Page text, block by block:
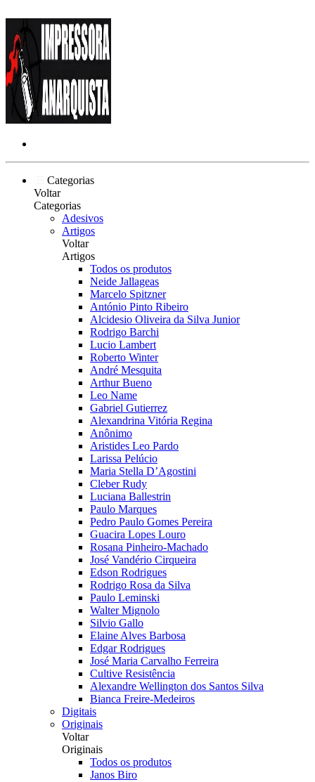
Categorias
Voltar
Categorias
Adesivos
Artigos
Voltar
Artigos
Todos os produtos
Neide Jallageas
Marcelo Spitzner
António Pinto Ribeiro
Alcidesio Oliveira da Silva Junior
Rodrigo Barchi
Lucio Lambert
Roberto Winter
André Mesquita
Arthur Bueno
Leo Name
Gabriel Gutierrez
Alexandrina Vitória Regina
Anônimo
Aristides Leo Pardo
Larissa Pelúcio
Maria Stella D’Agostini
Cleber Rudy
Luciana Ballestrin
Paulo Marques
Pedro Paulo Gomes Pereira
Guacira Lopes Louro
Rosana Pinheiro-Machado
José Vandério Cirqueira
Edson Rodrigues
Rodrigo Rosa da Silva
Paulo Leminski
Walter Mignolo
Silvio Gallo
Elaine Alves Barbosa
Edgar Rodrigues
José Maria Carvalho Ferreira
Cultive Resistência
Alexandre Wellington dos Santos Silva
Bianca Freire-Medeiros
Digitais
Originais
Voltar
Originais
Todos os produtos
Janos Biro